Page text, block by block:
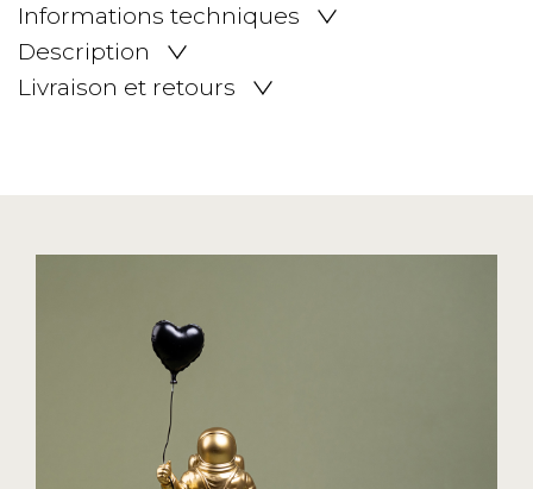
Informations techniques
Description
Livraison et retours